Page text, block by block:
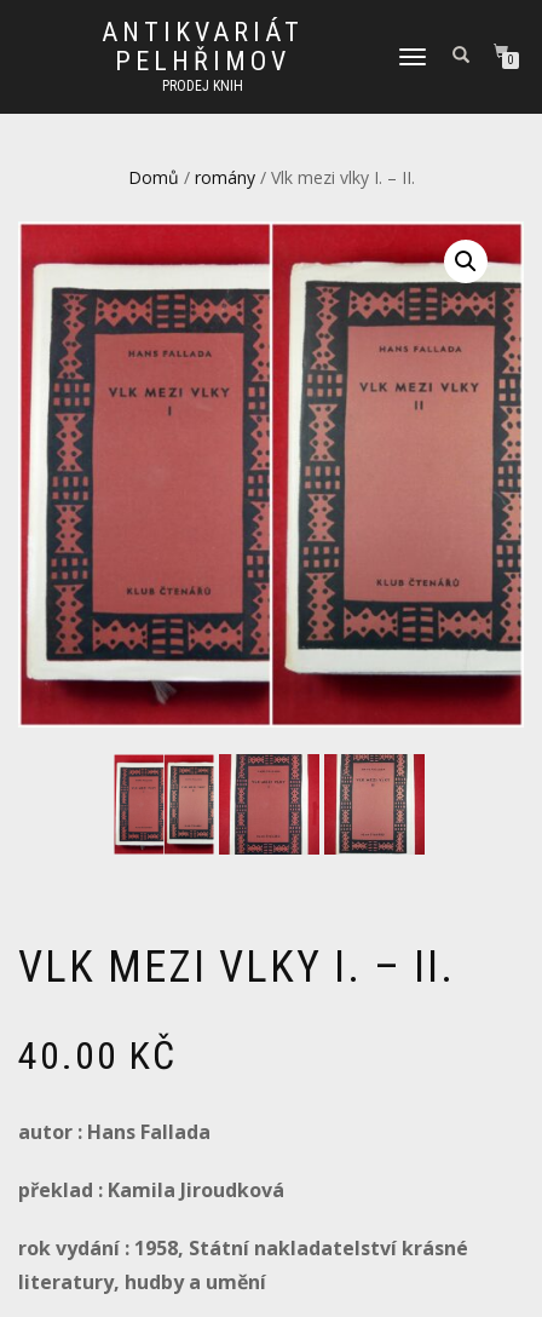
ANTIKVARIÁT
PELHŘIMOV
PRODEJ KNIH
PŘEPNOUT
0
Domů / romány/ Vlk mezi vlky I. – II.
VLK MEZI VLKY I. – II.
40.00 KČ
autor : Hans Fallada
překlad : Kamila Jiroudková
rok vydání : 1958, Státní nakladatelství krásné
literatury, hudby a umění